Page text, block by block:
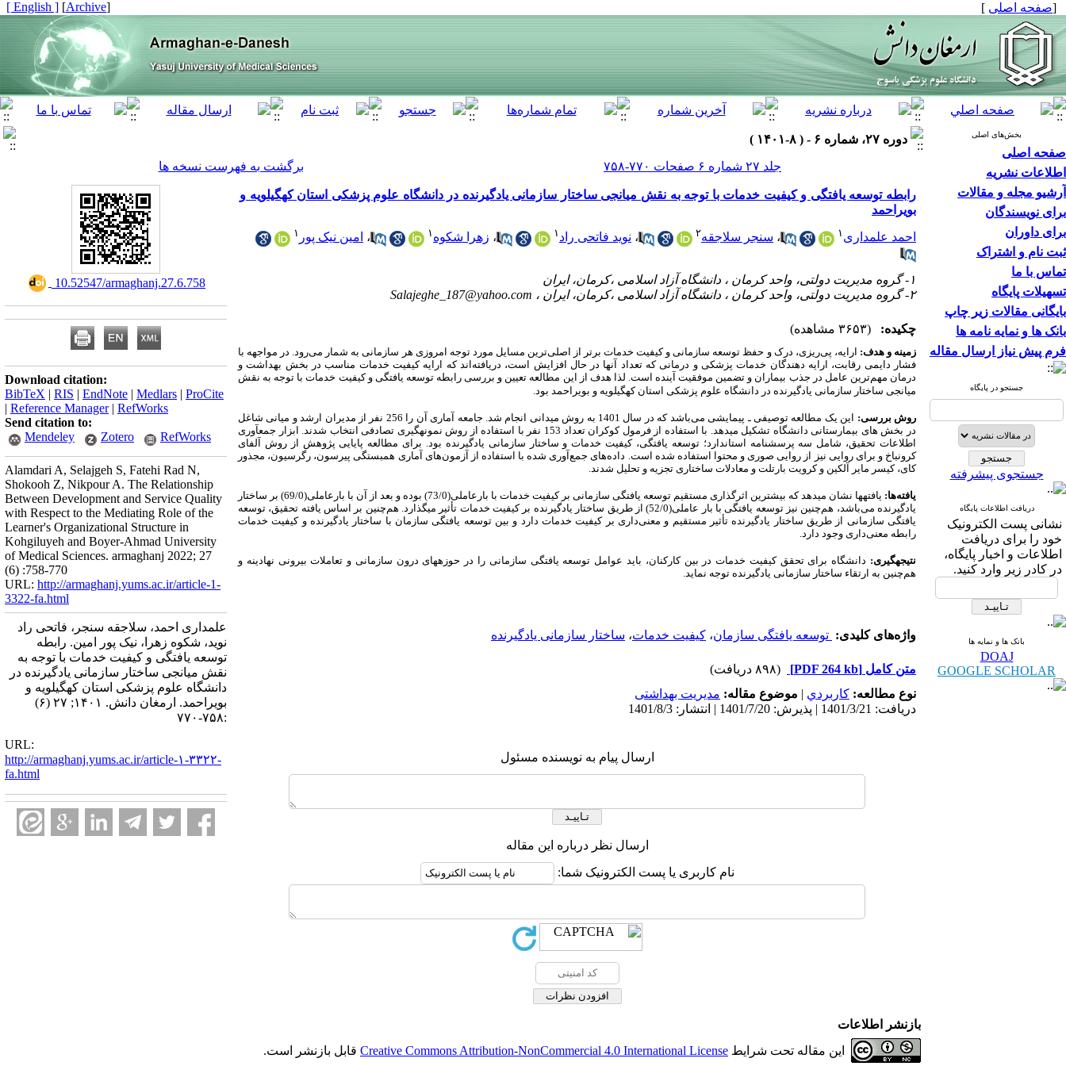
[صفحه اصلی ]
[
Archive
]
[ English ]
بخش‌های اصلی
صفحه اصلی
اطلاعات نشریه
آرشیو مجله و مقالات
برای نویسندگان
برای داوران
ثبت نام و اشتراک
تماس با ما
تسهیلات پایگاه
بایگانی مقالات زیر چاپ
بانک ها و نمایه نامه ها
فرم پیش نیاز ارسال مقاله
جستجو در پایگاه
جستجوی پیشرفته
دریافت اطلاعات پایگاه
نشانی پست الکترونیک
خود را برای دریافت
اطلاعات و اخبار پایگاه،
در کادر زیر وارد کنید.
بانک ها و نمایه ها
DOAJ
GOOGLE SCHOLAR
دوره ۲۷، شماره ۶ - ( ۸-۱۴۰۱ )
جلد ۲۷ شماره ۶ صفحات ۷۷۰-۷۵۸
برگشت به فهرست نسخه ها
رابطه توسعه یافتگی و کیفیت خدمات با توجه به نقش میانجی ساختار سازمانی یادگیرنده در دانشگاه علوم پزشکی استان کهگیلویه و
بویراحمد
احمد علمداری ۱ ، سنجر سلاجقه۲ ، نوید فاتحی راد ۱ ، زهرا شکوه ۱ ، امین نیک پور ۱
۱- گروه مدیریت دولتی، واحد کرمان ، دانشگاه آزاد اسلامی ،کرمان، ایران
۲- گروه مدیریت دولتی، واحد کرمان ، دانشگاه آزاد اسلامی ،کرمان، ایران ،
Salajeghe_187@yahoo.com
چکیده: (۳۶۵۳ مشاهده)
زمینه و هدف: ارایه، پی‌ریزی، درک و حفظ توسعه سازمانی و کیفیت خدمات برتر از اصلی‌ترین مسایل مورد توجه امروزی هر سازمانی به شمار می‌رود. در مواجهه با
فشار دایمی رقابت، ارایه دهندگان خدمات پزشکی و درمانی که تعداد آنها در حال افزایش است، دریافته‌اند که ارایه کیفیت خدمات مناسب در بخش بهداشت و
درمان مهم‌ترین عامل در جذب بیماران و تضمین موفقیت آینده است. لذا هدف از این مطالعه تعیین و بررسی رابطه توسعه یافتگی و کیفیت خدمات با توجه به نقش
میانجی ساختار سازمانی یادگیرنده در دانشگاه علوم پزشکی استان کهگیلویه و بویراحمد بود.
روش بررسی:
این یک مطالعه توصیفی ـ پیمایشی می‌باشد که در سال 1401 به روش میدانی انجام شد. جامعه آماری آن را 256 نفر از مدیران ارشد و میانی شاغل
در بخش های بیمارستانی دانشگاه تشکیل می­دهد. با استفاده از فرمول کوکران تعداد 153 نفر با استفاده از روش نمونه­گیری تصادفی انتخاب شدند. ابزار جمع­آوری
اطلاعات تحقیق، شامل سه پرسشنامه استاندارد؛ توسعه یافتگی، کیفیت خدمات و ساختار سازمانی یادگیرنده بود. برای مطالعه پایایی پژوهش از روش آلفای
کرونباخ و برای روایی نیز از روایی صوری و محتوا استفاده شده است. داده‌های جمع‌آوری شده با استفاده از آزمون‌های آماری همبستگی پیرسون، رگرسیون، مجذور
کای، کیسر مایر آلکین و کرویت بارتلت و معادلات ساختاری تجزیه و تحلیل شدند.
یافته‌ها:
یافته­ها نشان می­دهد که بیشترین اثرگذاری مستقیم توسعه یافتگی سازمانی بر کیفیت خدمات با بارعاملی(73/0) بوده و بعد از آن با بارعاملی(69/0) بر ساختار
یادگیرنده می‌باشد، هم‌چنین نیز توسعه یافتگی با بار عاملی(52/0) از طریق ساختار یادگیرنده بر کیفیت خدمات تأثیر می­گذارد. هم‌چنین بر اساس یافته تحقیق، توسعه
یافتگی سازمانی از طریق ساختار یادگیرنده تأثیر مستقیم و معنی‌داری بر کیفیت خدمات دارد و بین توسعه یافتگی سازمان با ساختار یادگیرنده و کیفیت خدمات
رابطه معنی‌داری وجود دارد.
نتیجه­گیری: دانشگاه برای تحقق کیفیت خدمات در بین کارکنان، باید عوامل توسعه یافتگی سازمانی را در حوزه­های درون سازمانی و تعاملات بیرونی نهادینه و
هم‌چنین به ارتقاء ساختار سازمانی یادگیرنده توجه نماید.
واژه‌های کلیدی: توسعه یافتگی سازمان، کیفیت خدمات، ساختار سازمانی یادگیرنده
متن کامل [PDF 264 kb]
(۸۹۸ دریافت)
نوع مطالعه: كاربردي | موضوع مقاله: مدیریت بهداشتی
دریافت: 1401/3/21 | پذیرش: 1401/7/20 | انتشار: 1401/8/3
ارسال پیام به نویسنده مسئول
ارسال نظر درباره این مقاله
نام کاربری یا پست الکترونیک شما:
‎ 10.52547/armaghanj.27.6.758
Download citation:
BibTeX | RIS | EndNote | Medlars | ProCite
| Reference Manager| RefWorks
Send citation to:
Mendeley
Zotero RefWorks
Alamdari A, Selajgeh S, Fatehi Rad N,
Shokooh Z, Nikpour A. The Relationship
Between Development and Service Quality
with Respect to the Mediating Role of the
Learner's Organizational Structure in
Kohgiluyeh and Boyer-Ahmad University
of Medical Sciences. armaghanj 2022; 27
(6) :758-770
URL: http://armaghanj.yums.ac.ir/article-1-
3322-fa.html
علمداری احمد، سلاجقه سنجر، فاتحی راد
نوید، شکوه زهرا، نیک پور امین. رابطه
توسعه یافتگی و کیفیت خدمات با توجه به
نقش میانجی ساختار سازمانی یادگیرنده در
دانشگاه علوم پزشکی استان کهگیلویه و
بویراحمد. ارمغان دانش. ۱۴۰۱; ۲۷ (۶)
:۷۵۸-۷۷۰
URL:
http://armaghanj.yums.ac.ir/article-۱-۳۳۲۲-
fa.html
بازنشر اطلاعات
این مقاله تحت شرایط Creative Commons Attribution-NonCommercial 4.0 International License قابل بازنشر است.